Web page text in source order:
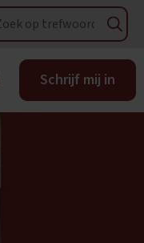
Schrijf mij in